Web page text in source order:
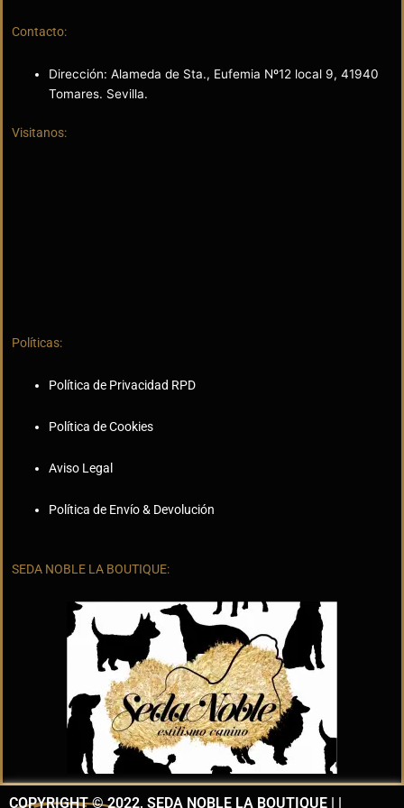
Contacto:
Dirección: Alameda de Sta., Eufemia Nº12 local 9, 41940
Tomares. Sevilla.
Visitanos:
Políticas:
Política de Privacidad RPD
Política de Cookies
Aviso Legal
Política de Envío & Devolución
SEDA NOBLE LA BOUTIQUE:
COPYRIGHT © 2022, SEDA NOBLE LA BOUTIQUE | |